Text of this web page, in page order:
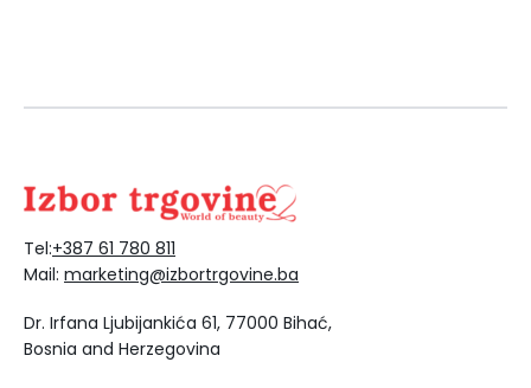
Tel:+387 61 780 811
Mail: marketing@izbortrgovine.ba
Dr. Irfana Ljubijankića 61, 77000 Bihać,
Bosnia and Herzegovina